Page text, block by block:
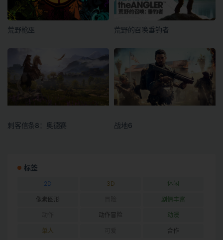
荒野枪巫 荒野的召唤垂钓者
刺客信条8：奥德赛 战地6
标签
2D 3D 休闲
像素图形 剧情丰富
动作冒险 动漫
单人 合作